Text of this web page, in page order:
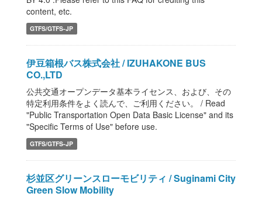
content, etc.
GTFS/GTFS-JP
伊豆箱根バス株式会社 / IZUHAKONE BUS
CO.,LTD
公共交通オープンデータ基本ライセンス、および、その
特定利用条件をよく読んで、ご利用ください。 / Read
"Public Transportation Open Data Basic License" and its
"Specific Terms of Use" before use.
GTFS/GTFS-JP
杉並区グリーンスローモビリティ / Suginami City
Green Slow Mobility